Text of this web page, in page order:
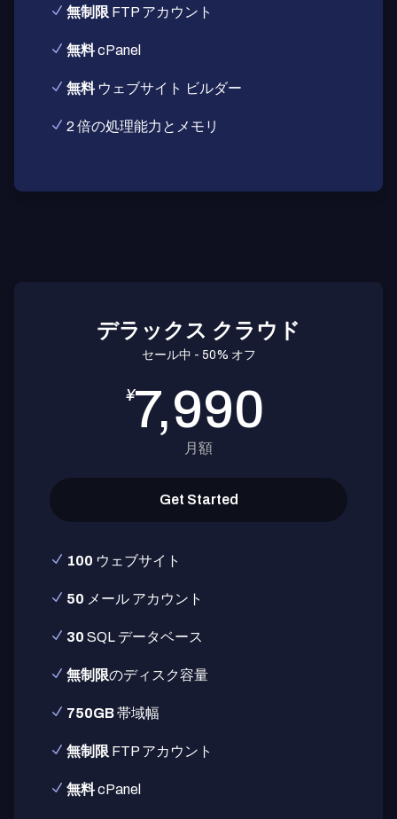
無制限 FTP アカウント
無料cPanel
無料ウェブサイト ビルダー
2 倍の処理能力とメモリ
デラックス クラウド
セール中 - 50% オフ
¥7,990
月額
Get Started
100 ウェブサイト
50 メール アカウント
30 SQL データベース
無制限のディスク容量
750GB帯域幅
無制限 FTP アカウント
無料cPanel